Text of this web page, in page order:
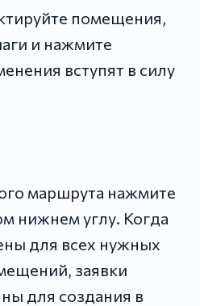
помещения,
и нажмите
вступят в силу
маршрута нажмите
нижнем углу. Когда
для всех нужных
заявки
для создания в